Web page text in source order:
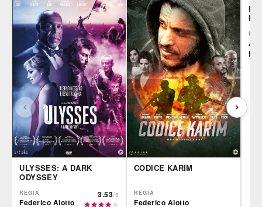
ULYSSES: A DARK
ODYSSEY
REGIA
Federico Alotto
3.53/5
CODICE KARIM
REGIA
Federico Alotto
LE